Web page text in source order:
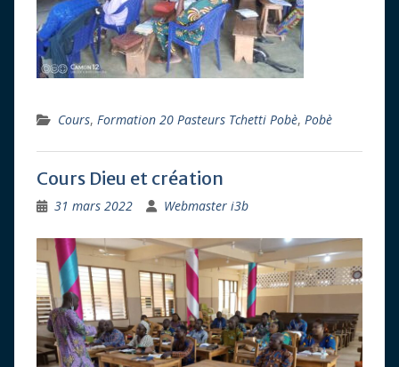
Cours, Formation 20 Pasteurs Tchetti Pobè, Pobè
Cours Dieu et création
31 mars 2022 Webmaster i3b